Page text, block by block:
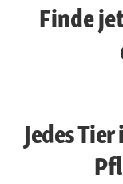
Finde
Jedes